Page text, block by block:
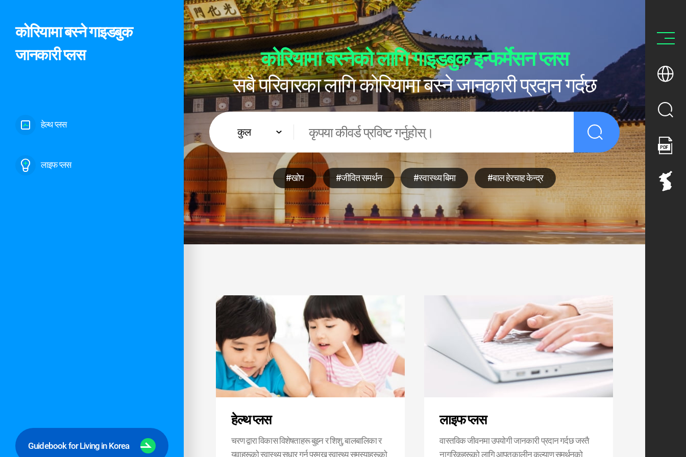
본문바로가기
कोरियामा बस्ने गाइडबुक
जानकारी प्लस
हेल्थ प्लस
लाइफ प्लस
Guidebook for Living in Korea
कोरियामा बस्नेको लागि गाइडबुक इन्फर्मेसन प्लस
सबै परिवारका लागि कोरियामा बस्ने जानकारी प्रदान गर्दछ
#खोप #जीवित समर्थन #स्वास्थ्य बिमा #बाल हेरचाह केन्द्र
हेल्थ प्लस
चरण द्वारा विकास विशेषताहरू बुझ्न र शिशु, बालबालिका र
युवाहरूको स्वास्थ्य सुधार गर्न प्रमुख स्वास्थ्य समस्याहरूको
लाइफ प्लस
वास्तविक जीवनमा उपयोगी जानकारी प्रदान गर्दछ जस्तै
नागरिकहरूको लागि आपतकालीन कल्याण समर्थनको